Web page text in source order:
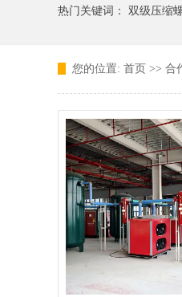
热门关键词： 双级压缩
您的位置: 首页 >> 合